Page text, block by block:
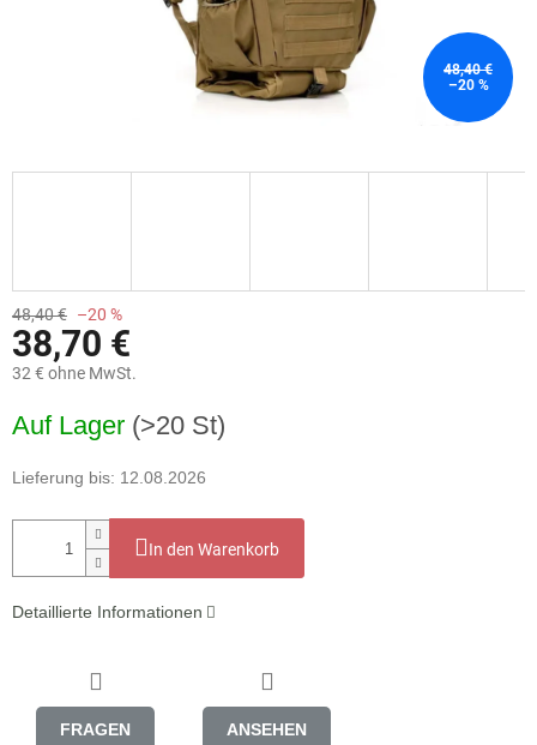
48,40 €
–20 %
48,40 € –20 %
38,70 €
32 € ohne MwSt.
Auf Lager (>20 St)
Lieferung bis: 12.08.2026
In den Warenkorb
Detaillierte Informationen
FRAGEN ANSEHEN